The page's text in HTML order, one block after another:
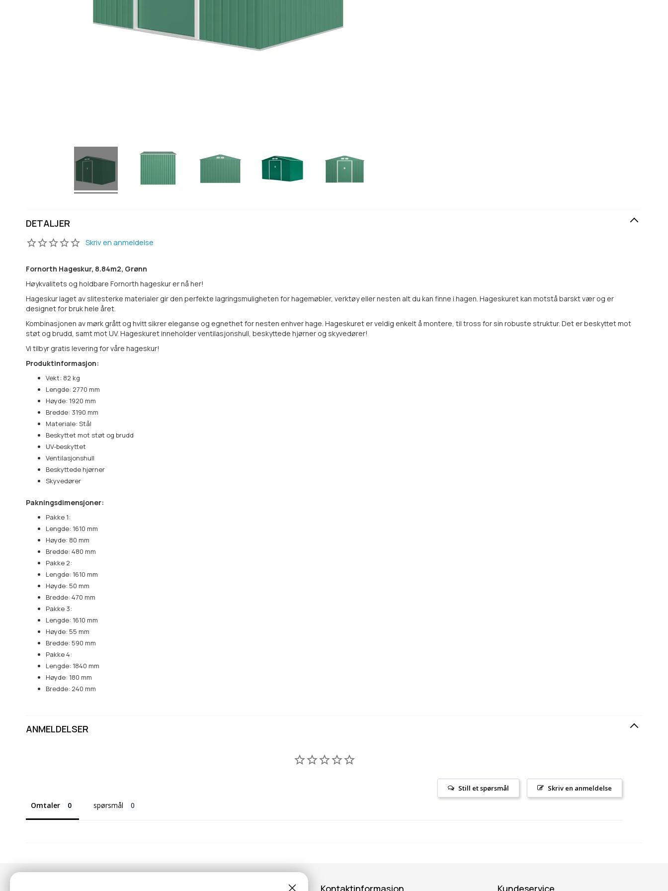
DETALJER
Skriv en anmeldelse
Fornorth Hageskur, 8.84m2, Grønn
Høykvalitets og holdbare Fornorth hageskur er nå her!
Hageskur laget av slitesterke materialer gir den perfekte lagringsmuligheten for hagemøbler, verktøy eller nesten alt du kan finne i hagen. Hageskuret kan motstå barskt vær og er
designet for bruk hele året.
Kombinasjonen av mørk grått og hvitt sikrer eleganse og egnethet for nesten enhver hage. Hageskuret er veldig enkelt å montere, til tross for sin robuste struktur. Det er beskyttet mot
støt og brudd, samt mot UV. Hageskuret inneholder ventilasjonshull, beskyttede hjørner og skyvedører!
Vi tilbyr gratis levering for våre hageskur!
Produktinformasjon:
Vekt: 82 kg
Lengde: 2770 mm
Høyde: 1920 mm
Bredde: 3190 mm
Materiale: Stål
Beskyttet mot støt og brudd
UV-beskyttet
Ventilasjonshull
Beskyttede hjørner
Skyvedører
Pakningsdimensjoner:
Pakke 1:
Lengde: 1610 mm
Høyde: 80 mm
Bredde: 480 mm
Pakke 2:
Lengde: 1610 mm
Høyde: 50 mm
Bredde: 470 mm
Pakke 3:
Lengde: 1610 mm
Høyde: 55 mm
Bredde: 590 mm
Pakke 4:
Lengde: 1840 mm
Høyde: 180 mm
Bredde: 240 mm
ANMELDELSER
Skriv en anmeldelse
Still et spørsmål
Omtaler spørsmål